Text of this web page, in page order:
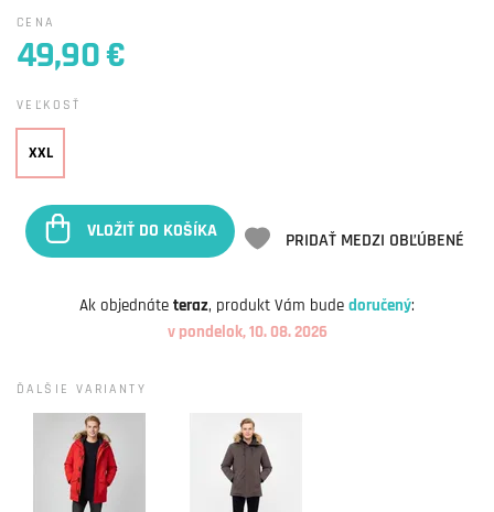
CENA
49,90 €
VEĽKOSŤ
XXL
VLOŽIŤ DO KOŠÍKA PRIDAŤ MEDZI OBĽÚBENÉ
Ak objednáte teraz, produkt Vám bude doručený:
v pondelok, 10. 08. 2026
ĎALŠIE VARIANTY